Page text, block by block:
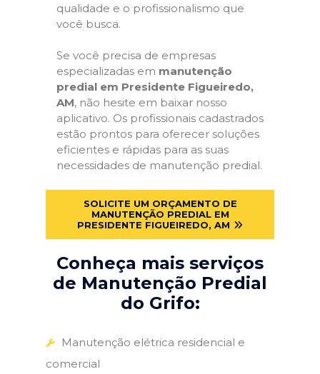
qualidade e o profissionalismo que
você busca.
Se você precisa de empresas
especializadas em manutenção
predial em Presidente Figueiredo,
AM, não hesite em baixar nosso
aplicativo. Os profissionais cadastrados
estão prontos para oferecer soluções
eficientes e rápidas para as suas
necessidades de manutenção predial.
SOLICITE UM ORÇAMENTO DE
MANUTENÇÃO PREDIAL EM
PRESIDENTE FIGUEIREDO, AM
Conheça mais serviços
de Manutenção Predial
do Grifo:
Manutenção elétrica residencial e
comercial